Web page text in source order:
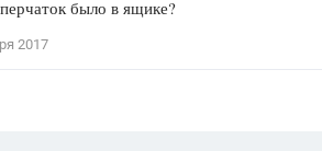
было в ящике?
2017